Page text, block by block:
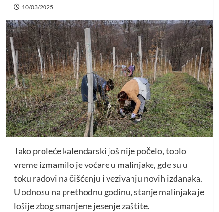
10/03/2025
Iako proleće kalendarski još nije počelo, toplo
vreme izmamilo je voćare u malinjake, gde su u
toku radovi na čišćenju i vezivanju novih izdanaka.
U odnosu na prethodnu godinu, stanje malinjaka je
lošije zbog smanjene jesenje zaštite.